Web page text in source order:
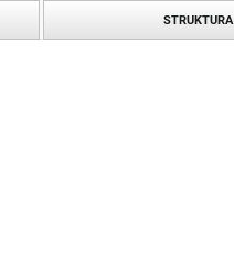
STRUKTURA